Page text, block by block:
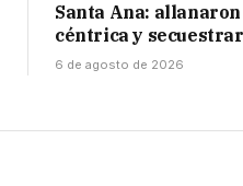
Santa Ana:
céntrica y
6 de agosto de 2026